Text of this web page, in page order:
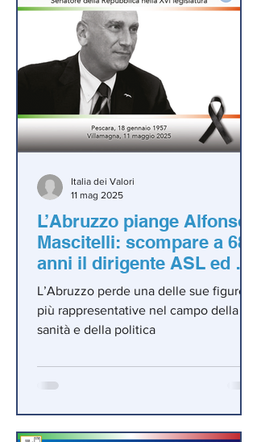
L’Abruzzo piange Alfonso
Mascitelli: scompare a 68
anni il dirigente ASL ed ex
senatore.
L’Abruzzo perde una delle sue figure
più rappresentative nel campo della
sanità e della politica
Italia dei Valori
11 mag 2025